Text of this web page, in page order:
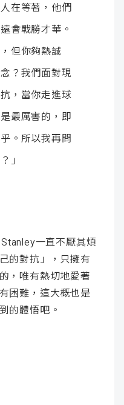
在等著，他們
會戰勝才華。
但你夠熱誠
？我們面對現
，當你走進球
最厲害的，即
。所以我再問
」
一直不厭其煩
的對抗」，只擁有
，唯有熱切地愛著
困難，這大概也是
的體悟吧。